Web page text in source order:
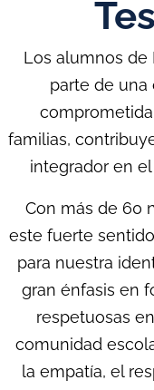
Los alumnos de
parte de una
familias,
integrador en
Con más de 60
este fuerte
para nuestra
gran énfasis en
respetuosas
comunidad
la empatía, el